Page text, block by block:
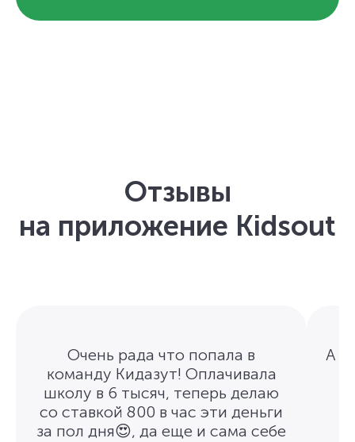
Отзывы
на приложение Kidsout
Очень рада что попала в
команду Кидазут! Оплачивала
школу в 6 тысяч, теперь делаю
со ставкой 800 в час эти деньги
за пол дня😍, да еще и сама себе
А